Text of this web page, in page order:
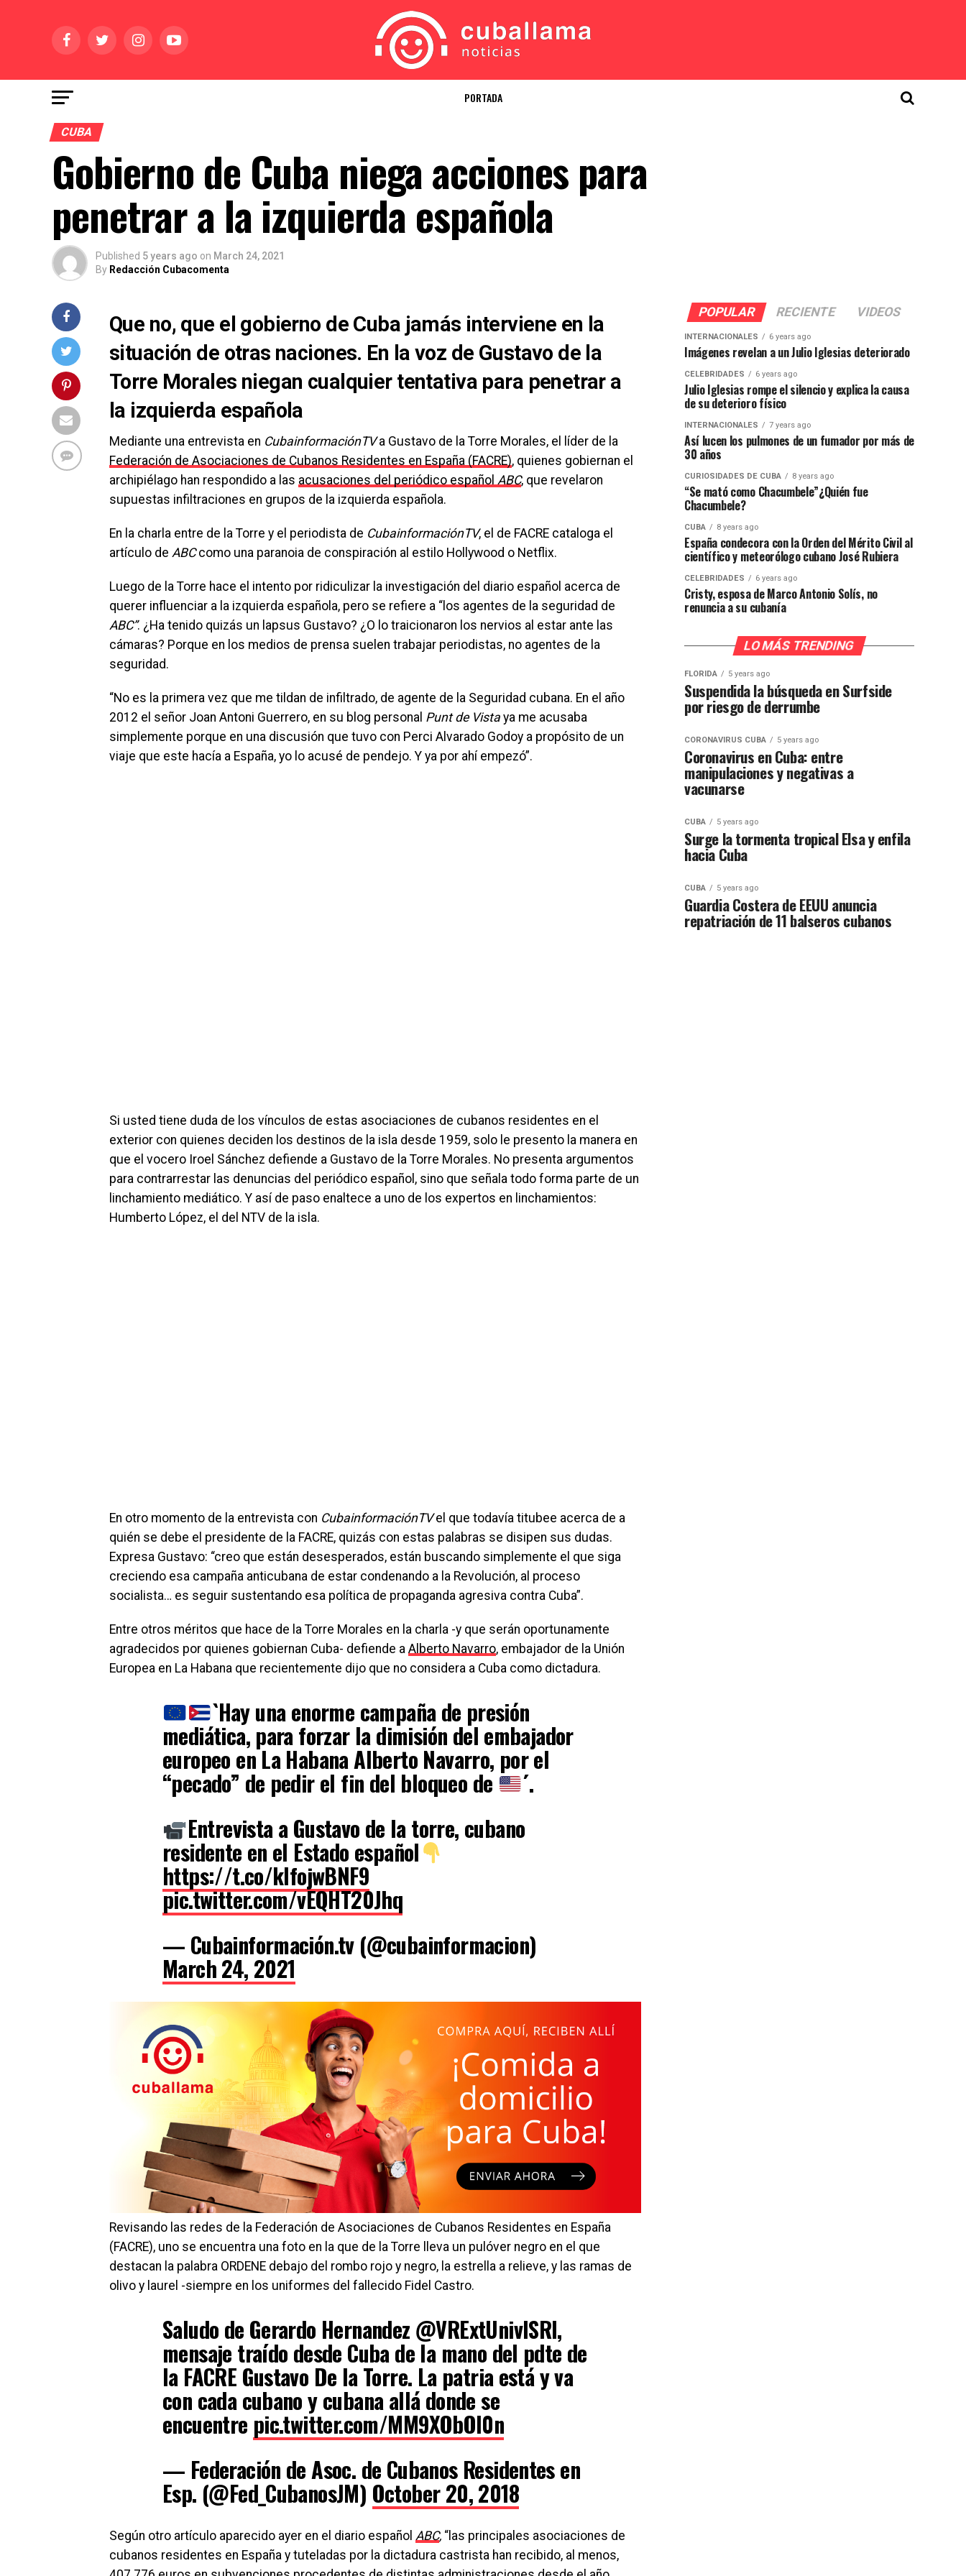
PORTADA
CUBA
Gobierno de Cuba niega acciones para
penetrar a la izquierda española
Published 5 years ago on March 24, 2021
By Redacción Cubacomenta
Que no, que el gobierno de Cuba jamás interviene en la
situación de otras naciones. En la voz de Gustavo de la
Torre Morales niegan cualquier tentativa para penetrar a
la izquierda española
Mediante una entrevista en CubainformaciónTVa Gustavo de la Torre Morales, el líder de la
Federación de Asociaciones de Cubanos Residentes en España (FACRE), quienes gobiernan el
archipiélago han respondido a las acusaciones del periódico español ABC, que revelaron
supuestas infiltraciones en grupos de la izquierda española.
En la charla entre de la Torre y el periodista de CubainformaciónTV, el de FACRE cataloga el
artículo de ABCcomo una paranoia de conspiración al estilo Hollywood o Netflix.
Luego de la Torre hace el intento por ridiculizar la investigación del diario español acerca de
querer influenciar a la izquierda española, pero se refiere a “los agentes de la seguridad de
ABC”. ¿Ha tenido quizás un lapsus Gustavo? ¿O lo traicionaron los nervios al estar ante las
cámaras? Porque en los medios de prensa suelen trabajar periodistas, no agentes de la
seguridad.
“No es la primera vez que me tildan de infiltrado, de agente de la Seguridad cubana. En el año
2012 el señor Joan Antoni Guerrero, en su blog personal Punt de Vista ya me acusaba
simplemente porque en una discusión que tuvo con Perci Alvarado Godoy a propósito de un
viaje que este hacía a España, yo lo acusé de pendejo. Y ya por ahí empezó”.
Si usted tiene duda de los vínculos de estas asociaciones de cubanos residentes en el
exterior con quienes deciden los destinos de la isla desde 1959, solo le presento la manera en
que el vocero Iroel Sánchez defiende a Gustavo de la Torre Morales. No presenta argumentos
para contrarrestar las denuncias del periódico español, sino que señala todo forma parte de un
linchamiento mediático. Y así de paso enaltece a uno de los expertos en linchamientos:
Humberto López, el del NTV de la isla.
En otro momento de la entrevista con CubainformaciónTVel que todavía titubee acerca de a
quién se debe el presidente de la FACRE, quizás con estas palabras se disipen sus dudas.
Expresa Gustavo: “creo que están desesperados, están buscando simplemente el que siga
creciendo esa campaña anticubana de estar condenando a la Revolución, al proceso
socialista… es seguir sustentando esa política de propaganda agresiva contra Cuba”.
Entre otros méritos que hace de la Torre Morales en la charla -y que serán oportunamente
agradecidos por quienes gobiernan Cuba- defiende a Alberto Navarro, embajador de la Unión
Europea en La Habana que recientemente dijo que no considera a Cuba como dictadura.
`Hay una enorme campaña de presión
mediática, para forzar la dimisión del embajador
europeo en La Habana Alberto Navarro, por el
“pecado” de pedir el fin del bloqueo de
´.
Entrevista a Gustavo de la torre, cubano
residente en el Estado español
https://t.co/kIfojwBNF9
pic.twitter.com/vEQHT20Jhq
— Cubainformación.tv (@cubainformacion)
March 24, 2021
Revisando las redes de la Federación de Asociaciones de Cubanos Residentes en España
(FACRE), uno se encuentra una foto en la que de la Torre lleva un pulóver negro en el que
destacan la palabra ORDENE debajo del rombo rojo y negro, la estrella a relieve, y las ramas de
olivo y laurel -siempre en los uniformes del fallecido Fidel Castro.
Saludo de Gerardo Hernandez @VRExtUnivISRI,
mensaje traído desde Cuba de la mano del pdte de
la FACRE Gustavo De la Torre. La patria está y va
con cada cubano y cubana allá donde se
encuentre pic.twitter.com/MM9XObOl0n
— Federación de Asoc. de Cubanos Residentes en
Esp. (@Fed_CubanosJM) October 20, 2018
Según otro artículo aparecido ayer en el diario español ABC, “las principales asociaciones de
cubanos residentes en España y tuteladas por la dictadura castrista han recibido, al menos,
POPULAR RECIENTE VIDEOS
INTERNACIONALES 6 years ago
Imágenes revelan a un Julio Iglesias deteriorado
CELEBRIDADES 6 years ago
Julio Iglesias rompe el silencio y explica la causa
de su deterioro físico
INTERNACIONALES 7 years ago
Así lucen los pulmones de un fumador por más de
30 años
CURIOSIDADES DE CUBA 8 years ago
“Se mató como Chacumbele”¿Quién fue
Chacumbele?
CUBA 8 years ago
España condecora con la Orden del Mérito Civil al
científico y meteorólogo cubano José Rubiera
CELEBRIDADES 6 years ago
Cristy, esposa de Marco Antonio Solís, no
renuncia a su cubanía
LO MÁS TRENDING
FLORIDA 5 years ago
Suspendida la búsqueda en Surfside
por riesgo de derrumbe
CORONAVIRUS CUBA 5 years ago
Coronavirus en Cuba: entre
manipulaciones y negativas a
vacunarse
CUBA 5 years ago
Surge la tormenta tropical Elsa y enfila
hacia Cuba
CUBA 5 years ago
Guardia Costera de EEUU anuncia
repatriación de 11 balseros cubanos